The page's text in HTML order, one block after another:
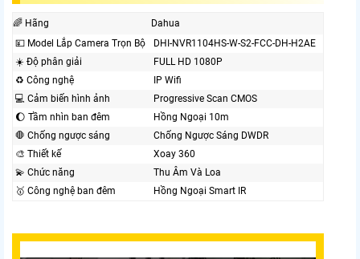
🌈 Hãng
Dahua
💴 Model Lắp Camera Trọn Bộ
DHI-NVR1104HS-W-S2-FCC-DH-H2AE
☀️ Độ phân giải
FULL HD 1080P
♻ Công nghệ
IP Wifi
💻 Cảm biến hình ảnh
Progressive Scan CMOS
🌔 Tầm nhìn ban đêm
Hồng Ngoại 10m
🛑 Chống ngược sáng
Chống Ngược Sáng DWDR
🎨 Thiết kế
Xoay 360
💫 Chức năng
Thu Âm Và Loa
🥇️ Công nghệ ban đêm
Hồng Ngoại Smart IR